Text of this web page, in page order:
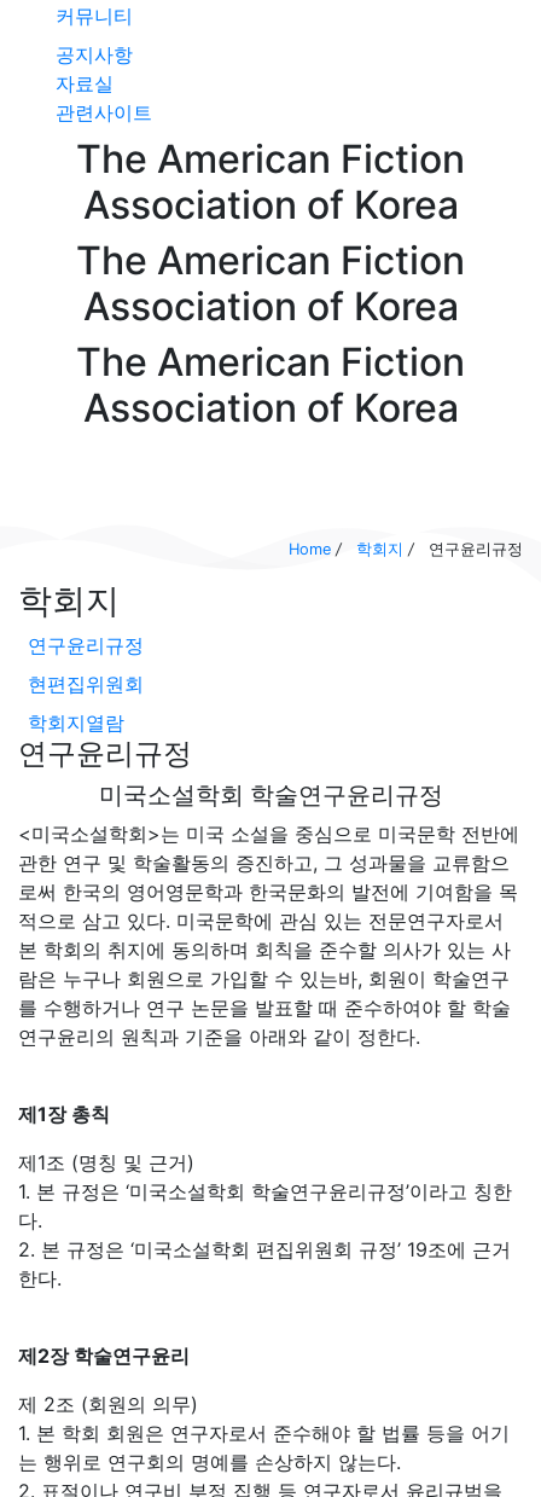
커뮤니티
공지사항
자료실
관련사이트
The American Fiction
Association ofKorea
The American Fiction
Association ofKorea
The American Fiction
Association ofKorea
Home / 학회지 / 연구윤리규정
학회지
연구윤리규정
현편집위원회
학회지열람
연구윤리규정
미국소설학회 학술연구윤리규정
<미국소설학회>는 미국 소설을 중심으로 미국문학 전반에
관한 연구 및 학술활동의 증진하고, 그 성과물을 교류함으
로써 한국의 영어영문학과 한국문화의 발전에 기여함을 목
적으로 삼고 있다. 미국문학에 관심 있는 전문연구자로서
본 학회의 취지에 동의하며 회칙을 준수할 의사가 있는 사
람은 누구나 회원으로 가입할 수 있는바, 회원이 학술연구
를 수행하거나 연구 논문을 발표할 때 준수하여야 할 학술
연구윤리의 원칙과 기준을 아래와 같이 정한다.
제1장 총칙
제1조 (명칭 및 근거)
1. 본 규정은 ‘미국소설학회 학술연구윤리규정’이라고 칭한
다.
2. 본 규정은 ‘미국소설학회 편집위원회 규정’ 19조에 근거
한다.
제2장 학술연구윤리
제 2조 (회원의 의무)
1. 본 학회 회원은 연구자로서 준수해야 할 법률 등을 어기
는 행위로 연구회의 명예를 손상하지 않는다.
2. 표절이나 연구비 부정 집행 등 연구자로서 윤리규범을